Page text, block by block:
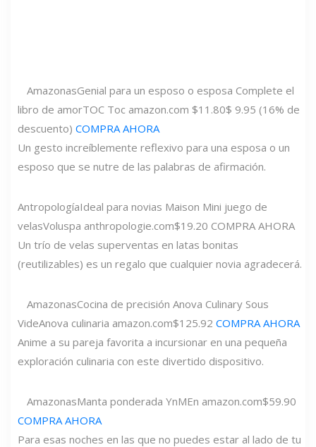
AmazonasGenial para un esposo o esposa Complete el
libro de amorTOC Toc amazon.com $11.80$ 9.95 (16% de
descuento) COMPRA AHORA
Un gesto increíblemente reflexivo para una esposa o un
esposo que se nutre de las palabras de afirmación.
AntropologíaIdeal para novias Maison Mini juego de
velasVoluspa anthropologie.com$19.20 COMPRA AHORA
Un trío de velas superventas en latas bonitas
(reutilizables) es un regalo que cualquier novia agradecerá.
AmazonasCocina de precisión Anova Culinary Sous
VideAnova culinaria amazon.com$125.92 COMPRA AHORA
Anime a su pareja favorita a incursionar en una pequeña
exploración culinaria con este divertido dispositivo.
AmazonasManta ponderada YnMEn amazon.com$59.90
COMPRA AHORA
Para esas noches en las que no puedes estar al lado de tu